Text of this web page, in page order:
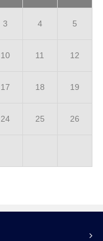
3 4 5
10 11 12
17 18 19
24 25 26